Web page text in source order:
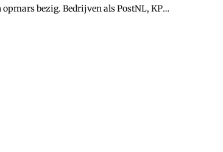
bezig. Bedrijven als PostNL, KPN